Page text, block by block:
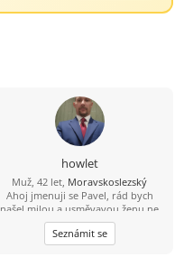
howlet
Muž, 42 let, Moravskoslezský
Ahoj jmenuji se Pavel, rád bych
našel milou a usměvavou ženu ne
jen na pokec ale pokud možno i na
vážný vztah mezi 26 a 49 lety, pokud
budeš chtít ozvi se, budu moc rád
Seznámit se